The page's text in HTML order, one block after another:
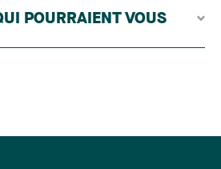
composé de praticiens
de la famille provenant de
Cette distinction
POURRAIENT VOUS